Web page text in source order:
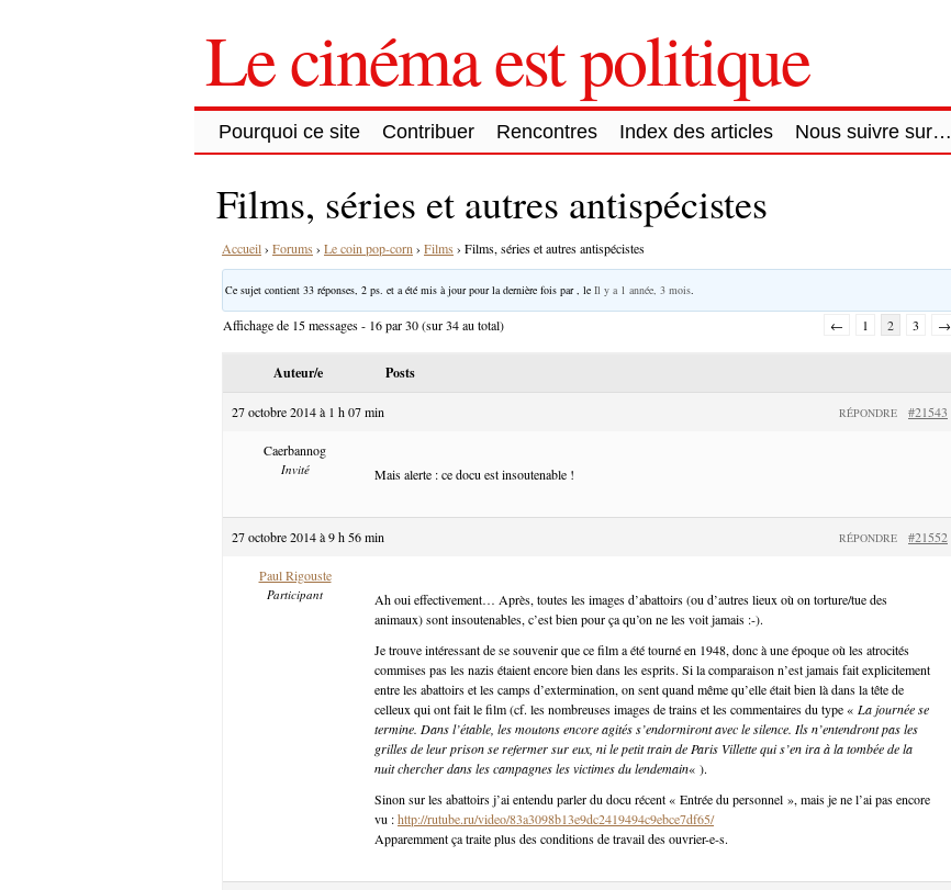
Le cinéma est politique
Pourquoi ce site Contribuer Rencontres Index des articles Nous suivre sur…
Films, séries et autres antispécistes
Accueil› Forums › Le coin pop-corn › Films › Films, séries et autres antispécistes
Ce sujet contient 33 réponses, 2 ps. et a été mis à jour pour la dernière fois par , le Il y a 1 année, 3 mois
Affichage de 15 messages - 16 par 30 (sur 34 au total) ← 1 2 3 →
Auteur/e Posts
27 octobre 2014 à 1 h 07 min #21543
RÉPONDRE
Caerbannog
Invité Mais alerte : ce docu est insoutenable !
27 octobre 2014 à 9 h 56 min #21552
RÉPONDRE
Paul Rigouste
Participant
Ah oui effectivement… Après, toutes les images d’abattoirs (ou d’autres lieux où on torture/tue des
animaux) sont insoutenables, c’est bien pour ça qu’on ne les voit jamais :-).
Je trouve intéressant de se souvenir que ce film a été tourné en 1948, donc à une époque où les atrocités
commises pas les nazis étaient encore bien dans les esprits. Si la comparaison n’est jamais fait explicitement
entre les abattoirs et les camps d’extermination, on sent quand même qu’elle était bien là dans la tête de
celleux qui ont fait le film (cf. les nombreuses images de trains et les commentaires du type « La journée se
termine. Dans l’étable, les moutons encore agités s’endormiront avec le silence. Ils n’entendront pas les
grilles de leur prison se refermer sur eux, ni le petit train de Paris Villette qui s’en ira à la tombée de la
nuit chercher dans les campagnes les victimes du lendemain« ).
Sinon sur les abattoirs j’ai entendu parler du docu récent « Entrée du personnel », mais je ne l’ai pas encore
vu :http://rutube.ru/video/83a3098b13e9dc2419494c9ebce7df65/
Apparemment ça traite plus des conditions de travail des ouvrier-e-s.